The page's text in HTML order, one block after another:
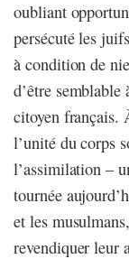
oubliant
persécuté les
à condition de
d’être
citoyen français.
l’unité du corps
l’assimilation –
tournée
et les
revendiquer leur